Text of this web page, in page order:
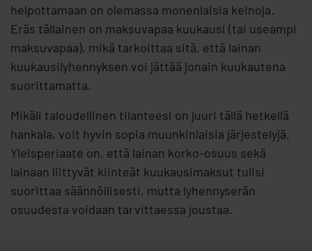
helpottamaan on olemassa monenlaisia keinoja.
Eräs tällainen on maksuvapaa kuukausi (tai useampi
maksuvapaa), mikä tarkoittaa sitä, että lainan
kuukausilyhennyksen voi jättää jonain kuukautena
suorittamatta.
Mikäli taloudellinen tilanteesi on juuri tällä hetkellä
hankala, voit hyvin sopia muunkinlaisia järjestelyjä.
Yleisperiaate on, että lainan korko-osuus sekä
lainaan liittyvät kiinteät kuukausimaksut tulisi
suorittaa säännöllisesti, mutta lyhennyserän
osuudesta voidaan tarvittaessa joustaa.